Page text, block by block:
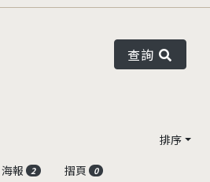
查詢
排序
海報 2 摺頁 0